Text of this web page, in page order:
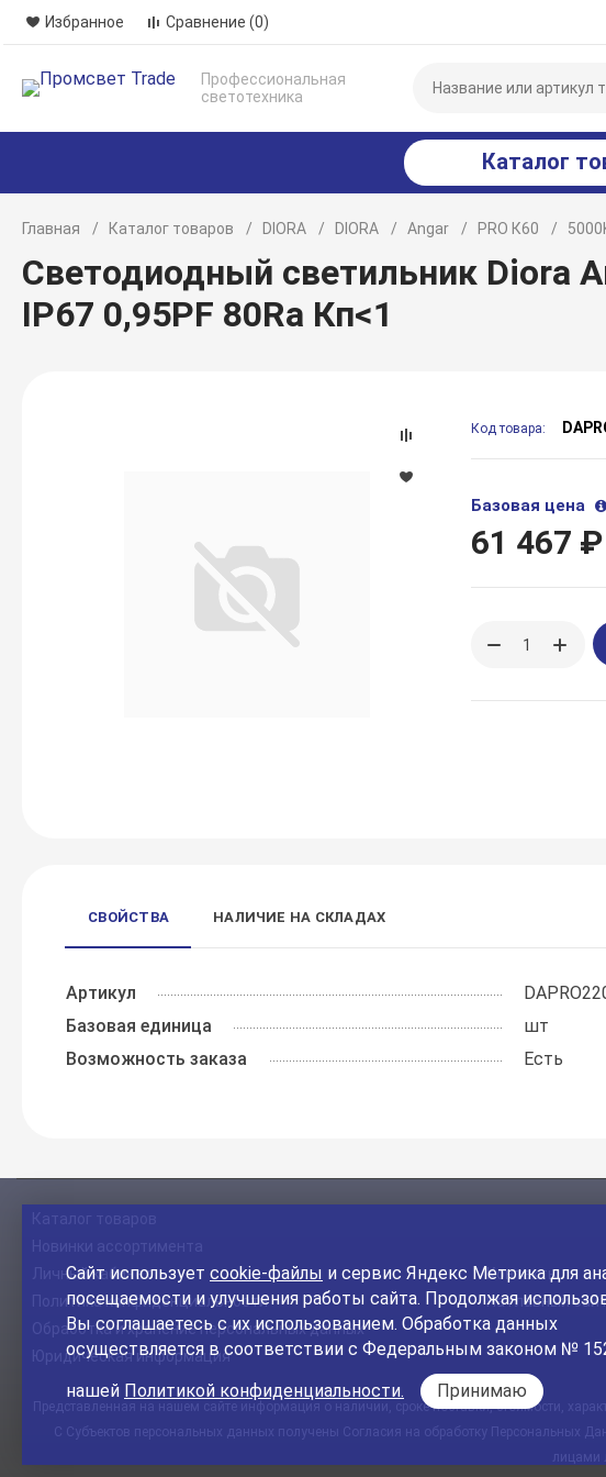
Избранное Сравнение (0)
Профессиональная
светотехника
Каталог
Главная Каталог товаров DIORA DIORA Angar PRO К60
Светодиодный светильник Diora
IP67 0,95PF 80Ra Кп<1
Код товара:
Базовая цена
61 467 ₽
СВОЙСТВА НАЛИЧИЕ НА СКЛАДАХ
Артикул
Базовая единица
шт
Возможность заказа
Есть
Каталог товаров
Новинки ассортимента
Личный кабинет
Политика конфиденциальности
Обработка и хранение персональных данных
Юридическая информация
Контакты
На главный
Представленная на нашем сайте информация о наличии, сроке поставки, стоимости,
С Субъектов персональных данных получены Согласия на обработку Персональных
лицами
Сайт использует cookie-файлы и сервис Яндекс Метрика для
посещаемости и улучшения работы сайта. Продолжая
Вы соглашаетесь с их использованием. Обработка данных
осуществляется в соответствии с Федеральным законом №
нашей Политикой конфиденциальности. Принимаю